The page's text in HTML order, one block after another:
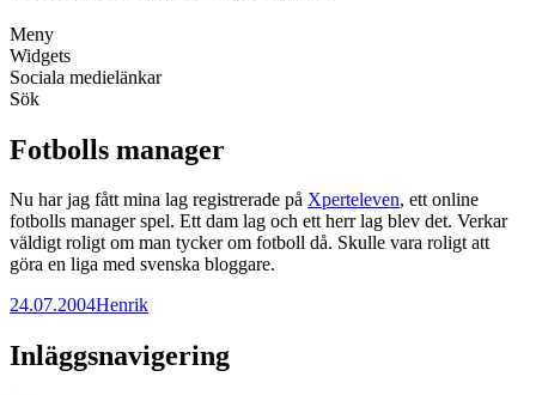
Meny
Widgets
Sociala medielänkar
Sök
Fotbolls manager
Nu har jag fått mina lag registrerade på Xperteleven, ett online
fotbolls manager spel. Ett dam lag och ett herr lag blev det. Verkar
väldigt roligt om man tycker om fotboll då. Skulle vara roligt att
göra en liga med svenska bloggare.
24.07.2004Henrik
Inläggsnavigering